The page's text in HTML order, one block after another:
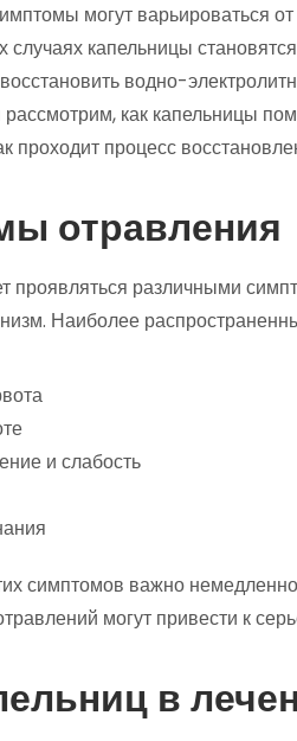
могут варьироваться
случаях капельницы
водно-
как капельницы
проходит процесс
отравления
проявляться различными
Наиболее
и слабость
симптомов важно
могут привести к
в